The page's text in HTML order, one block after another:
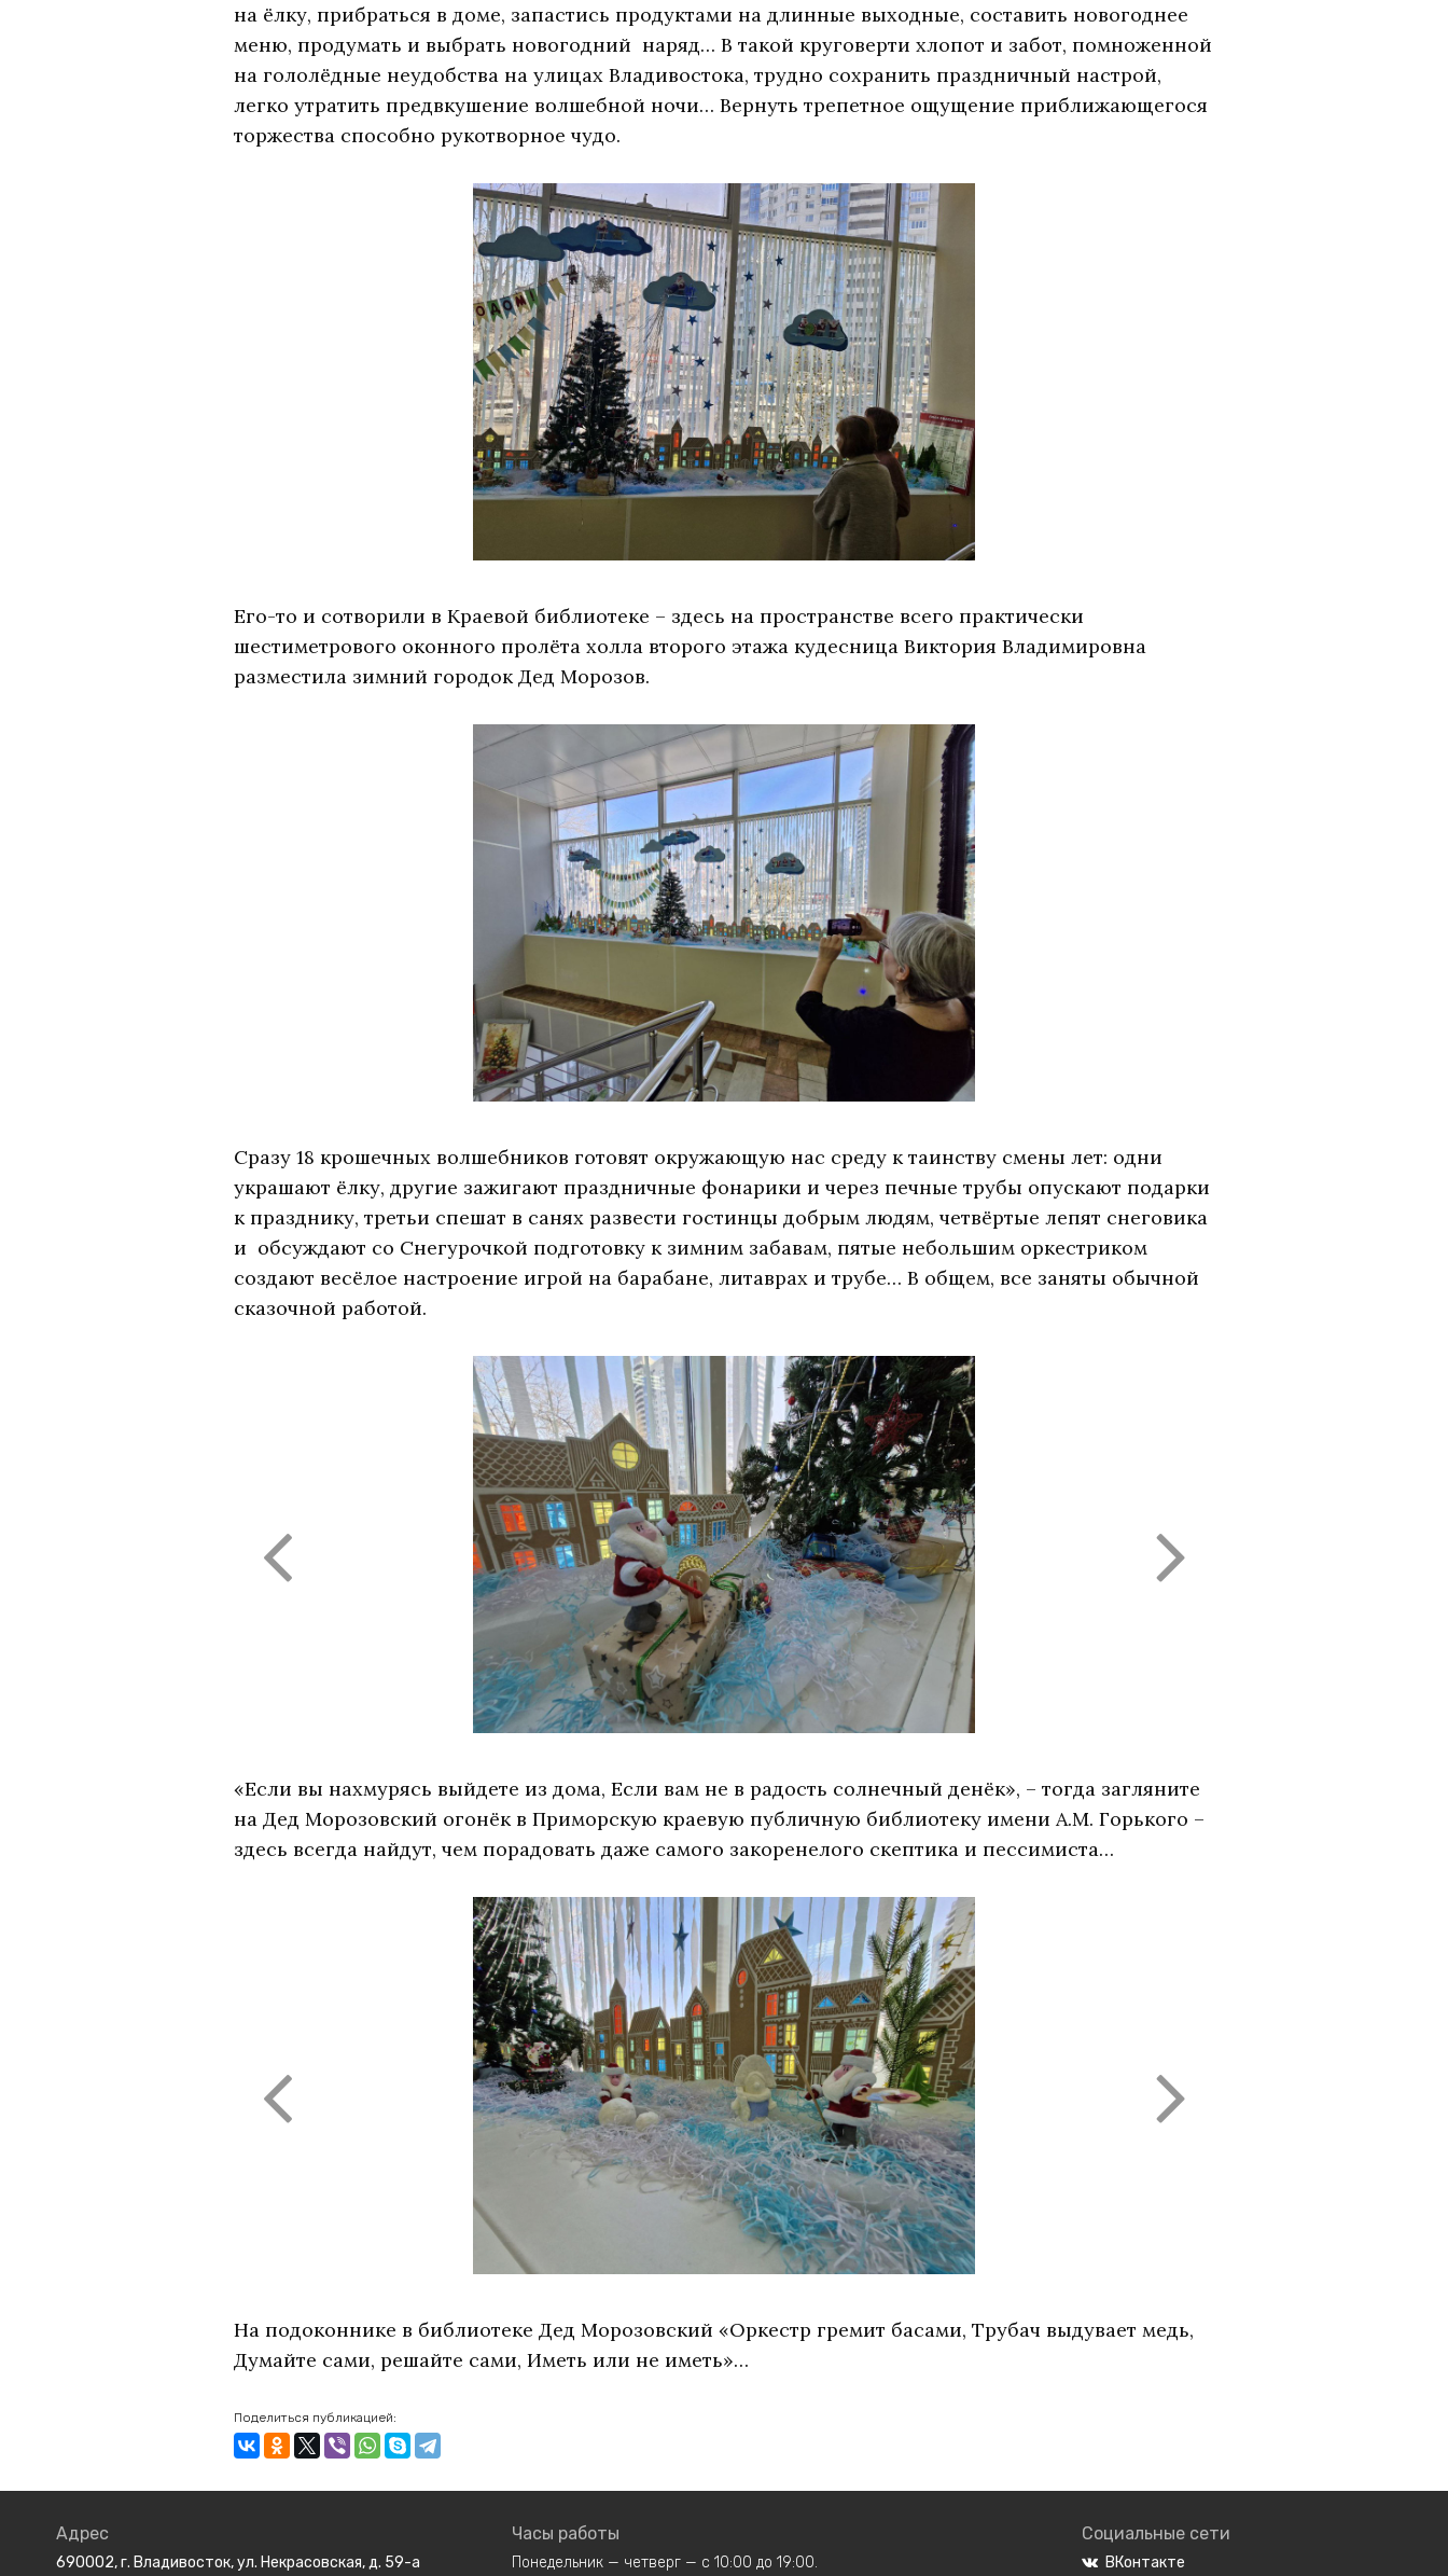
на ёлку, прибраться в доме, запастись продуктами на длинные выходные, составить новогоднее
меню, продумать и выбрать новогодний наряд… В такой круговерти хлопот и забот, помноженной
на гололёдные неудобства на улицах Владивостока, трудно сохранить праздничный настрой,
легко утратить предвкушение волшебной ночи… Вернуть трепетное ощущение приближающегося
торжества способно рукотворное чудо.
Его-то и сотворили в Краевой библиотеке – здесь на пространстве всего практически
шестиметрового оконного пролёта холла второго этажа кудесница Виктория Владимировна
разместила зимний городок Дед Морозов.
Сразу 18 крошечных волшебников готовят окружающую нас среду к таинству смены лет: одни
украшают ёлку, другие зажигают праздничные фонарики и через печные трубы опускают подарки
к празднику, третьи спешат в санях развести гостинцы добрым людям, четвёртые лепят снеговика
и обсуждают со Снегурочкой подготовку к зимним забавам, пятые небольшим оркестриком
создают весёлое настроение игрой на барабане, литаврах и трубе… В общем, все заняты обычной
сказочной работой.
«Если вы нахмурясь выйдете из дома, Если вам не в радость солнечный денёк», – тогда загляните
на Дед Морозовский огонёк в Приморскую краевую публичную библиотеку имени А.М. Горького –
здесь всегда найдут, чем порадовать даже самого закоренелого скептика и пессимиста…
На подоконнике в библиотеке Дед Морозовский «Оркестр гремит басами, Трубач выдувает медь,
Думайте сами, решайте сами, Иметь или не иметь»…
Поделиться публикацией:
Адрес
690002, г. Владивосток, ул. Некрасовская, д. 59-а
Часы работы
Понедельник — четверг — с 10:00 до 19:00.
Социальные сети
ВКонтакте